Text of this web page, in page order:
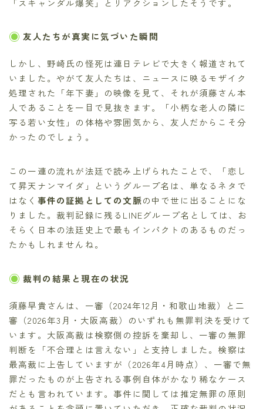
「スキャンダル爆笑」とリアクションしたそうです。
友人たちが真実に気づいた瞬間
しかし、野崎氏の怪死は連日テレビで大きく報道されて
いました。やがて友人たちは、ニュースに映るモザイク
処理された「年下妻」の映像を見て、それが須藤さん本
人であることを一目で見抜きます。「小柄な老人の隣に
写る若い女性」の体格や雰囲気から、友人だからこそ分
かったのでしょう。
この一連の流れが法廷で読み上げられたことで、「恋し
て昇天ナンマイダ」というグループ名は、単なるネタで
はなく 事件の証拠としての文脈の中で世に出ることにな
りました。裁判記録に残るLINEグループ名としては、お
そらく日本の法廷史上で最もインパクトのあるものだっ
たかもしれませんね。
裁判の結果と現在の状況
須藤早貴さんは、一審（2024年12月・和歌山地裁）と二
審（2026年3月・大阪高裁）のいずれも無罪判決を受けて
います。大阪高裁は検察側の控訴を棄却し、一審の無罪
判断を「不合理とは言えない」と支持しました。検察は
最高裁に上告していますが（2026年4月時点）、一審で無
罪だったものが上告される事例自体がかなり稀なケース
だとも言われています。事件に関しては推定無罪の原則